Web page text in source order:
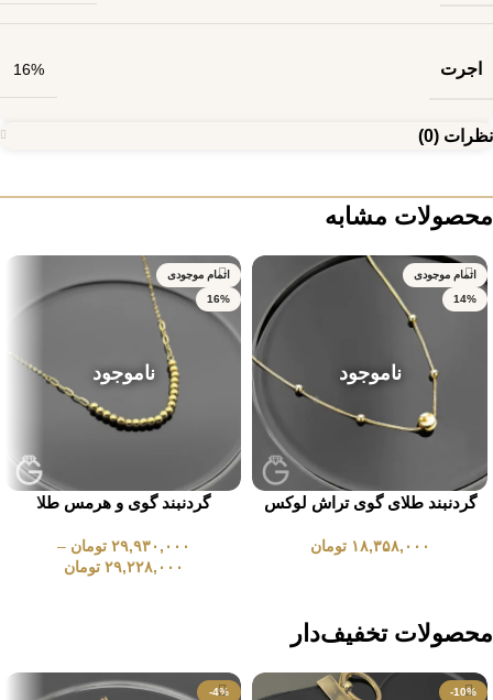
اجرت 16%
نظرات (0)
محصولات مشابه
اتمام موجودی
14%
ناموجود
گردنبند طلای گوی تراش لوکس
۱۸,۳۵۸,۰۰۰ تومان
اتمام موجودی
16%
ناموجود
گردنبند گوی و هرمس طلا
۲۹,۹۳۰,۰۰۰ تومان –
۲۹,۲۲۸,۰۰۰ تومان
محصولات تخفیف‌دار
-10%
-4%